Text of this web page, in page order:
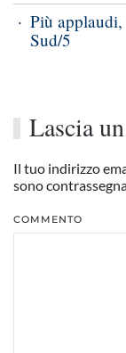
Più
Sud/5
Lascia
Il tuo indirizzo
sono
COMMENTO